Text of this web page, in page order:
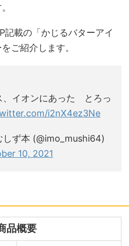
記載の「かじるバターアイ
ご紹介します。
、イオンにあった とろっ
i2nX4ez3Ne
ず本 (@imo_mushi64)
10, 2021
品概要